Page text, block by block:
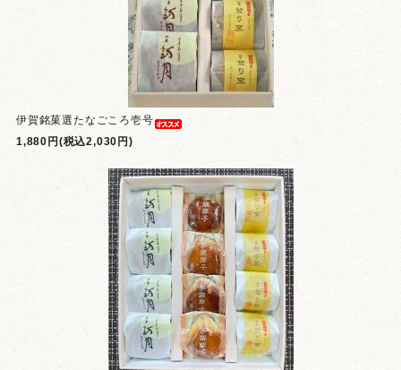
伊賀銘菓選たなごころ壱号
1,880円(税込2,030円)